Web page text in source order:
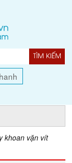
TÌM KIẾM
khoan vặn vít